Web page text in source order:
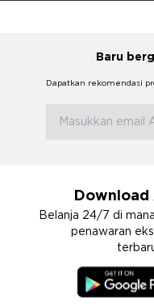
Baru
Dapatkan rekomendasi
Download
Belanja 24/7 di
penawaran